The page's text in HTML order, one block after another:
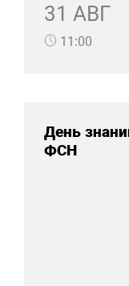
31 АВГ
11:00
День
ФСН